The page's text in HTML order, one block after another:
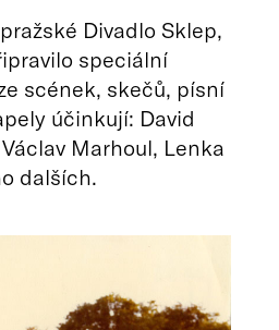
Divadlo Sklep,
speciální
scének, skečů, písní
účinkují: David
Marhoul, Lenka
dalších.